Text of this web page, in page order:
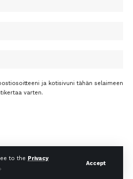
to the Privacy
.
Accept
ja kotisivuni tähän selaimeen
varten.
All Rights Reserved.